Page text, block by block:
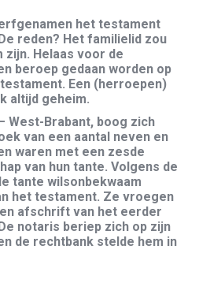
het testament
reden? Het familielid zou
zijn. Helaas voor de
beroep gedaan worden op
Een (herroepen)
altijd geheim.
West-Brabant, boog zich
van een aantal neven en
waren met een zesde
van hun tante. Volgens de
tante wilsonbekwaam
het testament. Ze vroegen
afschrift van het eerder
notaris beriep zich op zijn
de rechtbank stelde hem in